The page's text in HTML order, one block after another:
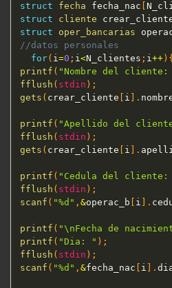
struct
fecha fecha_nac
struct
cliente
struct
oper_bancarias
//datos personales
for( i=0 ; i<N_clientes ; i++ ) {
printf ( "Nombre del cliente:
fflush ( stdin ) ;
gets ( crear_cliente i .
printf ( "Apellido del
fflush ( stdin ) ;
gets ( crear_cliente i .
printf ( "Cedula del cliente:
fflush ( stdin ) ;
scanf ( "%d" , &operac_b i .
printf ( "\nFecha de
printf ( "Dia: " ) ;
fflush ( stdin ) ;
scanf ( "%d" , &fecha_nac i .